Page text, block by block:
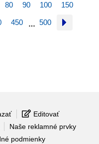
80 90 100 150
450 … 500
Editovať
Naše reklamné prvky
podmienky